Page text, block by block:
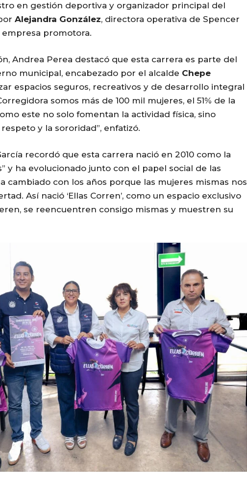
en gestión deportiva y organizador principal del
Alejandra González, directora operativa de Spencer
promotora.
Andrea Perea destacó que esta carrera es parte del
municipal, encabezado por el alcalde Chepe
espacios seguros, recreativos y de desarrollo integral
somos más de 100 mil mujeres, el 51% de la
este no solo fomentan la actividad física, sino
y la sororidad”, enfatizó.
recordó que esta carrera nació en 2010 como la
y ha evolucionado junto con el papel social de las
cambiado con los años porque las mujeres mismas nos
Así nació ‘Ellas Corren’, como un espacio exclusivo
se reencuentren consigo mismas y muestren su